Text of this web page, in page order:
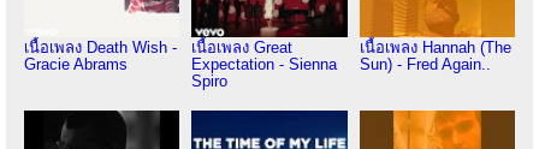
เนื้อเพลง Death Wish -
Gracie Abrams
เนื้อเพลง Great
Expectation - Sienna
Spiro
เนื้อเพลง Hannah (The
Sun) - Fred Again..